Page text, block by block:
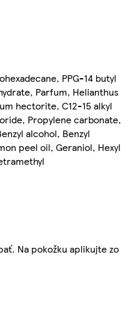
PPG-14 butyl
Parfum, Helianthus
hectorite, C12-15 alkyl
Propylene carbonate,
alcohol, Benzyl
peel oil, Geraniol, Hexyl
Na pokožku aplikujte zo